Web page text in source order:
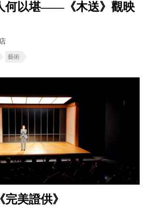
何以堪——《木送》觀映
藝術
美證供》